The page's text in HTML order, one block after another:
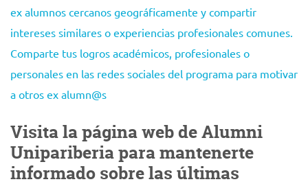
ex alumnos cercanos geográficamente y compartir
intereses similares o experiencias profesionales comunes.
Comparte tus logros académicos, profesionales o
personales en las redes sociales del programa para motivar
a otros ex alumn@s
Visita la página web de Alumni
Unipariberia para mantenerte
informado sobre las últimas